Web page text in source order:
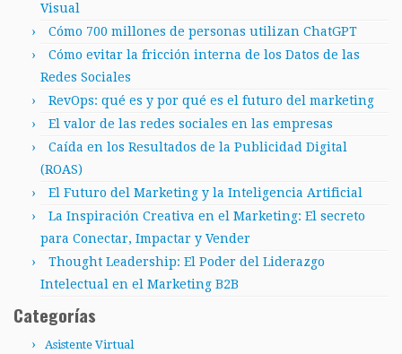
Visual
Cómo 700 millones de personas utilizan ChatGPT
Cómo evitar la fricción interna de los Datos de las
Redes Sociales
RevOps: qué es y por qué es el futuro del marketing
El valor de las redes sociales en las empresas
Caída en los Resultados de la Publicidad Digital
(ROAS)
El Futuro del Marketing y la Inteligencia Artificial
La Inspiración Creativa en el Marketing: El secreto
para Conectar, Impactar y Vender
Thought Leadership: El Poder del Liderazgo
Intelectual en el Marketing B2B
Categorías
Asistente Virtual